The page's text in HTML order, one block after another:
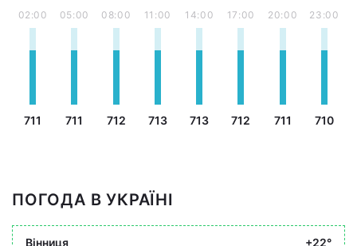
02:00
711
05:00
711
08:00
712
11:00
713
14:00
713
17:00
712
20:00
711
23:00
710
ПОГОДА В УКРАЇНІ
Вінниця +22°